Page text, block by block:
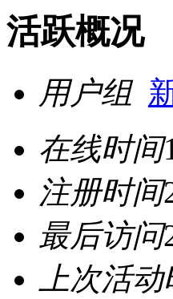
活跃概况
用户组
在线时间
注册时间
最后访问
上次活